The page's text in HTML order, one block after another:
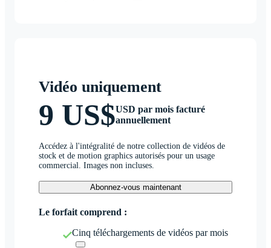
Vidéo uniquement
9 US$USD par mois facturé
annuellement
Accédez à l'intégralité de notre collection de vidéos de
stock et de motion graphics autorisés pour un usage
commercial. Images non incluses.
Abonnez-vous maintenant
Le forfait comprend :
Cinq téléchargements de vidéos par mois